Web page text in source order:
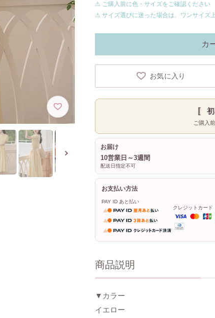
⚠ ご購入前に色・サイズをご確認ください
⚠ サイズ選びに迷った場合は、ワンサイズ
カ
お気に入り
〚
ご購入
お届け
10営業日～3週間
配送日指定不可
お支払い方法
PAY ID あと払い
クレジットカード
商品説明
▼カラー
イエロー